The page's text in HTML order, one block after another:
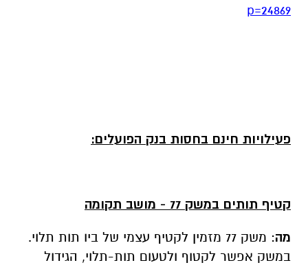
p=24869
פעילויות חינם בחסות בנק הפועלים:
קטיף תותים במשק 77 - מושב תקומה
מה
: משק 77 מזמין לקטיף עצמי של ביו תות תלוי.
במשק אפשר לקטוף ולטעום תות-תלוי, הגידול